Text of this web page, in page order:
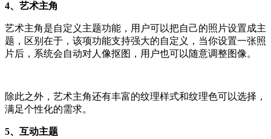
4、艺术主角
艺术主角是自定义主题功能，用户可以把自己的照片设置成主
题，区别在于，该项功能支持强大的自定义，当你设置一张照
片后，系统会自动对人像抠图，用户也可以随意调整图像。
除此之外，艺术主角还有丰富的纹理样式和纹理色可以选择，
满足个性化的需求。
5、互动主题